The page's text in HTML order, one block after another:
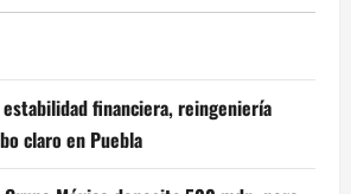
estabilidad financiera, reingeniería
claro en Puebla